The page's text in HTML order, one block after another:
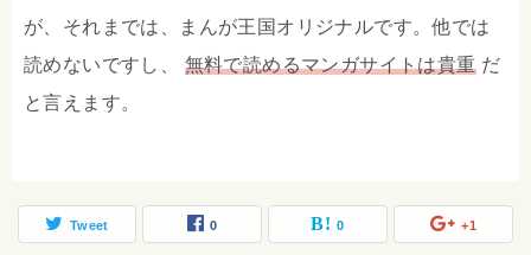
が、それまでは、まんが王国オリジナルです。他では
読めないですし、 無料で読めるマンガサイトは貴重だ
と言えます。
Tweet 0 0 +1